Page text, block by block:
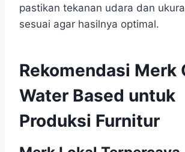
pastikan tekanan udara dan
sesuai agar hasilnya optimal.
Rekomendasi Merk
Water Based untuk
Produksi Furnitur